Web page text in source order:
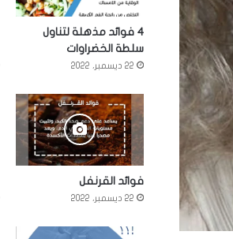
4 فوائد مذهلة لتناول
سلطة الخضراوات
22 ديسمبر، 2022
فوائد القرنفل
22 ديسمبر، 2022